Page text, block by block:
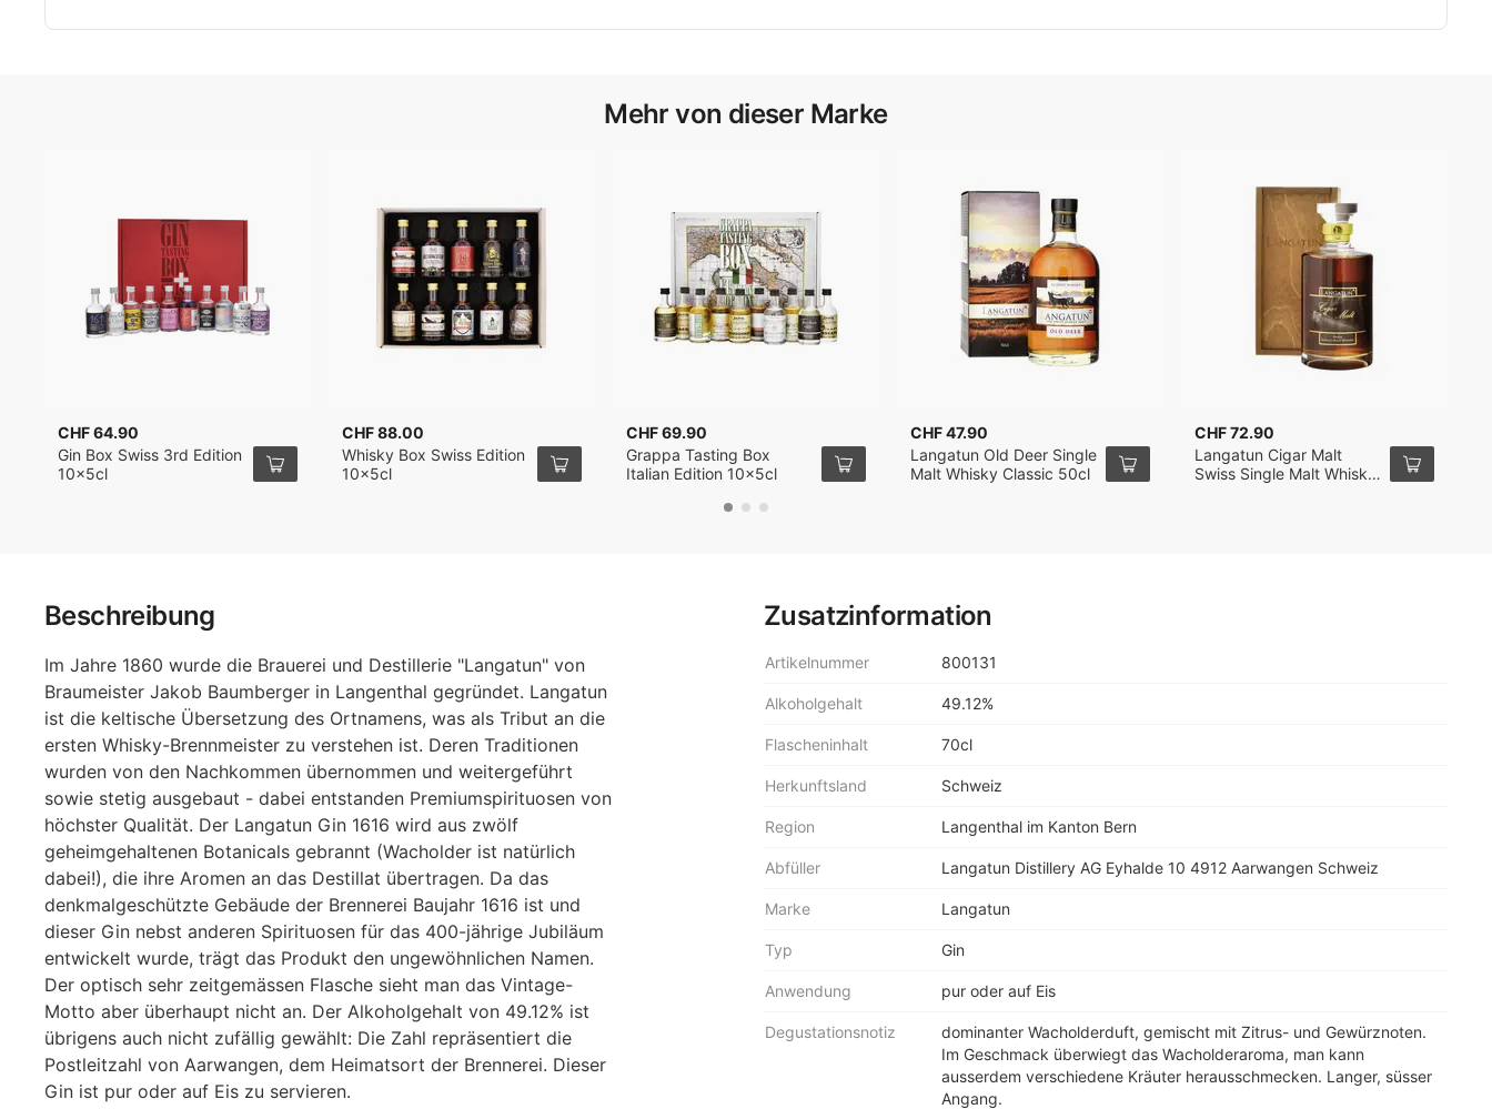
Beschreibung
Im Jahre 1860 wurde die Brauerei und Destillerie "Langatun" von
Braumeister Jakob Baumberger in Langenthal gegründet. Langatun
ist die keltische Übersetzung des Ortnamens, was als Tribut an die
ersten Whisky-Brennmeister zu verstehen ist. Deren Traditionen
wurden von den Nachkommen übernommen und weitergeführt
sowie stetig ausgebaut - dabei entstanden Premiumspirituosen von
höchster Qualität. Der Langatun Gin 1616 wird aus zwölf
geheimgehaltenen Botanicals gebrannt (Wacholder ist natürlich
dabei!), die ihre Aromen an das Destillat übertragen. Da das
denkmalgeschützte Gebäude der Brennerei Baujahr 1616 ist und
dieser Gin nebst anderen Spirituosen für das 400-jährige Jubiläum
entwickelt wurde, trägt das Produkt den ungewöhnlichen Namen.
Der optisch sehr zeitgemässen Flasche sieht man das Vintage-
Motto aber überhaupt nicht an. Der Alkoholgehalt von 49.12% ist
übrigens auch nicht zufällig gewählt: Die Zahl repräsentiert die
Postleitzahl von Aarwangen, dem Heimatsort der Brennerei. Dieser
Gin ist pur oder auf Eis zu servieren.
Zusatzinformation
Artikelnummer 800131
Alkoholgehalt 49.12%
Flascheninhalt 70cl
Herkunftsland Schweiz
Region Langenthal im Kanton Bern
Abfüller Langatun Distillery AG Eyhalde 10 4912 Aarwangen Schweiz
Marke Langatun
Typ Gin
Anwendung pur oder auf Eis
Degustationsnotiz
dominanter Wacholderduft, gemischt mit Zitrus- und Gewürznoten.
Im Geschmack überwiegt das Wacholderaroma, man kann
ausserdem verschiedene Kräuter herausschmecken. Langer, süsser
Angang.
Mehr von dieser Marke
CHF 64.90
Gin Box Swiss 3rd Edition
10x5cl
CHF 88.00
Whisky Box Swiss Edition
10x5cl
CHF 69.90
Grappa Tasting Box
Italian Edition 10x5cl
CHF 47.90
Langatun Old Deer Single
Malt Whisky Classic 50cl
CHF 72.90
Langatun Cigar Malt
Swiss Single Malt Whisky